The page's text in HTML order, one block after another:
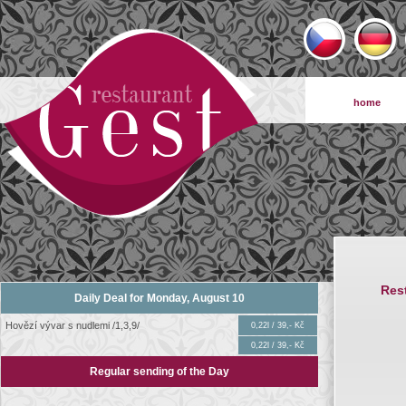
home
Daily Deal for Monday, August 10
Hovězí vývar s nudlemi /1,3,9/ 0,22l / 39,- Kč
0,22l / 39,- Kč
Regular sending of the Day